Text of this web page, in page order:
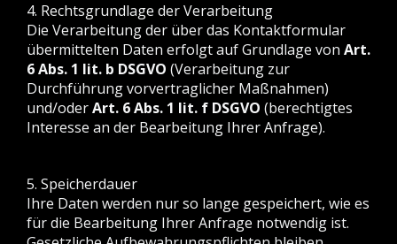
4. Rechtsgrundlage der Verarbeitung
Die Verarbeitung der über das Kontaktformular
übermittelten Daten erfolgt auf Grundlage von Art.
6 Abs. 1 lit. b DSGVO (Verarbeitung zur
Durchführung vorvertraglicher Maßnahmen)
und/oderArt. 6 Abs. 1 lit. f DSGVO (berechtigtes
Interesse an der Bearbeitung Ihrer Anfrage).
5. Speicherdauer
Ihre Daten werden nur so lange gespeichert, wie es
für die Bearbeitung Ihrer Anfrage notwendig ist.